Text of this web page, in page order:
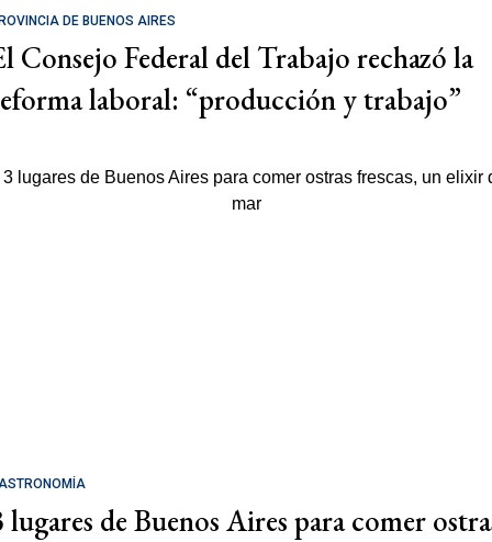
DE BUENOS AIRES
Consejo Federal del Trabajo rechazó la
laboral: “producción y trabajo”
lugares de Buenos Aires para comer